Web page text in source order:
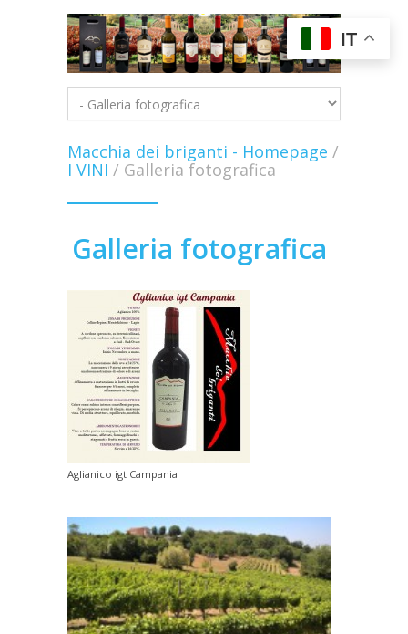
Macchia dei briganti - Homepage /
I VINI / Galleria fotografica
Galleria fotografica
Aglianico igt Campania
IT